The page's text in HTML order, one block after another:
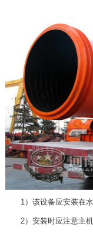
1）该设备应安装在
2）安装时应注意主